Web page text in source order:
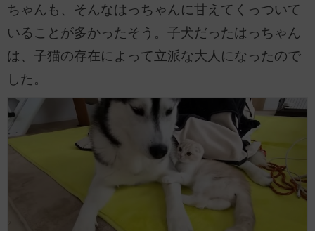
ちゃんも、そんなはっちゃんに甘えてくっついて
いることが多かったそう。子犬だったはっちゃん
は、子猫の存在によって立派な大人になったので
した。